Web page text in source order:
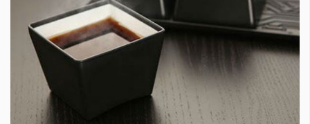
Гурме 1710
Пътувай
237
Здраве